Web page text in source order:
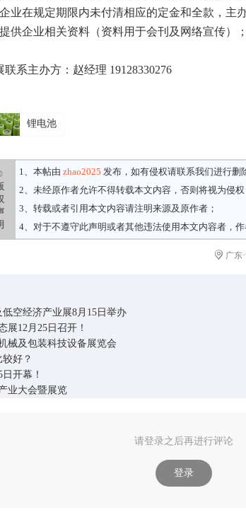
业在规定期限内未付清相应的定金和全款，主
供企业相关资料（资料用于会刊及网络宣传）；
联系主办方：赵经理 19128330276
锂电池
1、本帖由 zhao2025 发布，如有侵权请联系我们进行删
2、未经原作者允许不得转载本文内容，否则将视为侵权
3、转载或者引用本文内容请注明来源及原作者；
4、对于不遵守此声明或者其他违法使用本文内容者，作
广东
空经济产业展8月15日举办
展12月25日召开！
械及包装科技设备展览会
好？
开幕！
业大会暨展览
请登录之后再进行评论
登录